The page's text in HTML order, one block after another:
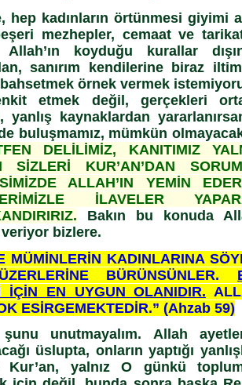
hep kadınların örtünmesi giyimi
mezhepler, cemaat ve
koyduğu kurallar
sanırım kendilerine biraz
örnek vermek
etmek değil, gerçekleri
kaynaklardan
buluşmamız, mümkün
DELİLİMİZ, KANITIMIZ
KUR’AN’DAN
ALLAH’IN YEMİN
İLAVELER
Bakın bu konuda
bizlere.
MÜMİNLERİN KADINLARINA
BÜRÜNSÜNLER.
İÇİN EN UYGUN OLANIDIR.
ESİRGEMEKTEDİR.” (Ahzab 59)
unutmayalım. Allah
üslupta, onların yaptığı
yalnız O günkü